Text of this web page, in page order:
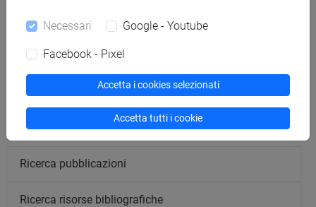
Ricerca insegnamenti
Ricerca aule
Ricerca sedi
Ricerca strutture
Ricerca pubblicazioni
Ricerca risorse bibliografiche
Necessari Google - Youtube
Facebook - Pixel
Accetta i cookies selezionati
Accetta tutti i cookie